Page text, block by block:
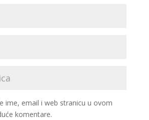
ime, email i web stranicu u ovom
komentare.